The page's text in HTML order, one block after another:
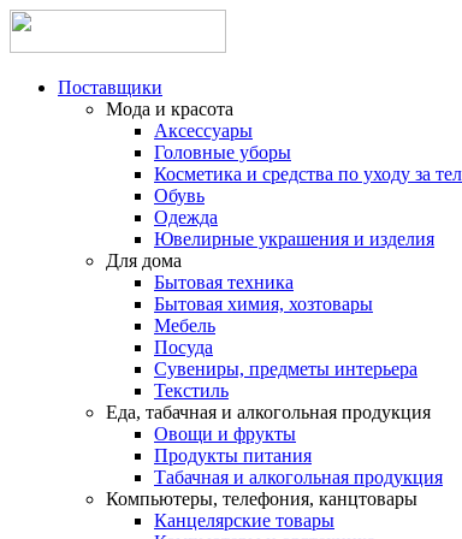
Поставщики
Мода и красота
Аксессуары
Головные уборы
Косметика и средства по уходу за
Обувь
Одежда
Ювелирные украшения и изделия
Для дома
Бытовая техника
Бытовая химия, хозтовары
Мебель
Посуда
Сувениры, предметы интерьера
Текстиль
Еда, табачная и алкогольная продукция
Овощи и фрукты
Продукты питания
Табачная и алкогольная продукция
Компьютеры, телефония, канцтовары
Канцелярские товары